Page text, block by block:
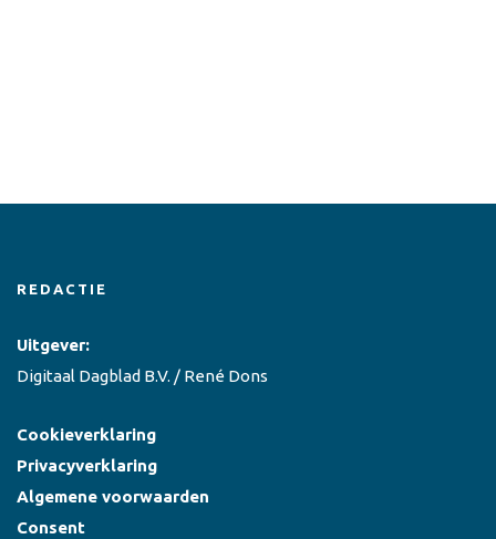
REDACTIE
Uitgever:
Digitaal Dagblad B.V. / René Dons
Cookieverklaring
Privacyverklaring
Algemene voorwaarden
Consent